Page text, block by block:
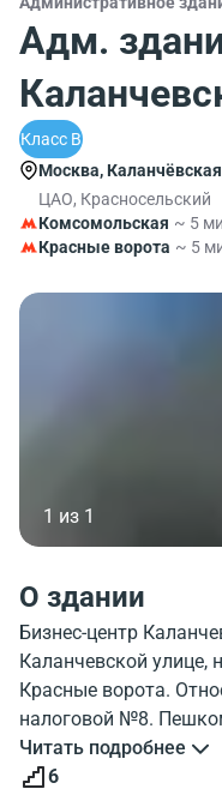
Адм.
Класс B
Москва,
ЦАО, Красносельский
Комсомольская ~ 5
Красные ворота ~ 5
1 из 1
О здании
Бизнес-центр
Каланчевской улице,
Красные ворота.
налоговой №8.
Каланчевская, 6/2с2
приблизительно за 5
Читать подробнее
6